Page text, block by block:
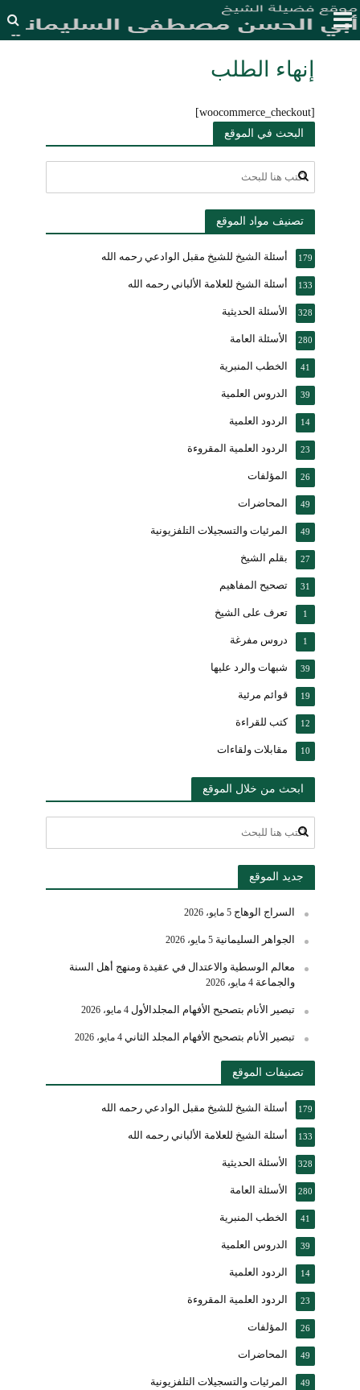
إنهاء الطلب
[woocommerce_checkout]
البحث في الموقع
تصنيف مواد الموقع
أسئلة الشيخ للشيخ مقبل الوادعي رحمه الله 179
أسئلة الشيخ للعلامة الألباني رحمه الله 133
الأسئلة الحديثية 328
الأسئلة العامة 280
الخطب المنبرية 41
الدروس العلمية 39
الردود العلمية 14
الردود العلمية المقروءة 23
المؤلفات 26
المحاضرات 49
المرئيات والتسجيلات التلفزيونية 49
بقلم الشيخ 27
تصحيح المفاهيم 31
تعرف على الشيخ 1
دروس مفرغة 1
شبهات والرد عليها 39
قوائم مرئية 19
كتب للقراءة 12
مقابلات ولقاءات 10
ابحث من خلال الموقع
جديد الموقع
السراج الوهاج 5 مايو، 2026
الجواهر السليمانية 5 مايو، 2026
معالم الوسطية والاعتدال في عقيدة ومنهج أهل السنة
والجماعة 4 مايو، 2026
تبصير الأنام بتصحيح الأفهام المجلدالأول 4 مايو، 2026
تبصير الأنام بتصحيح الأفهام المجلد الثاني 4 مايو، 2026
تصنيفات الموقع
أسئلة الشيخ للشيخ مقبل الوادعي رحمه الله 179
أسئلة الشيخ للعلامة الألباني رحمه الله 133
الأسئلة الحديثية 328
الأسئلة العامة 280
الخطب المنبرية 41
الدروس العلمية 39
الردود العلمية 14
الردود العلمية المقروءة 23
المؤلفات 26
المحاضرات 49
المرئيات والتسجيلات التلفزيونية 49